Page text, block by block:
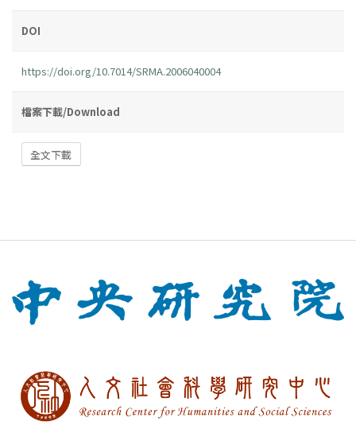
DOI
https://doi.org/10.7014/SRMA.2006040004
檔案下載/Download
全文下載